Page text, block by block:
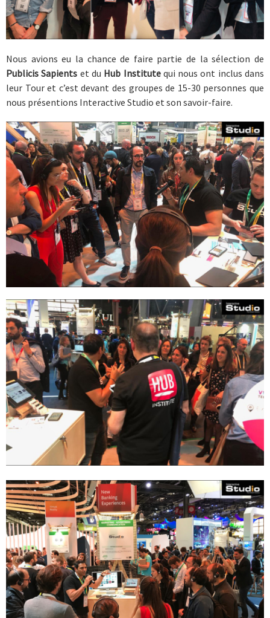
Nous avions eu la chance de faire partie de la sélection de
Publicis Sapients et du Hub Institutequi nous ont inclus dans
leur Tour et c’est devant des groupes de 15-30 personnes que
nous présentions Interactive Studio et son savoir-faire.